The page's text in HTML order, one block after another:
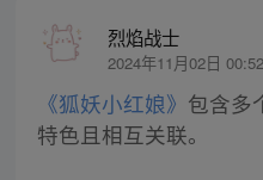
烈焰战士
2024年11月02日 00:52
《狐妖小红娘》 包含多
特色且相互关联。